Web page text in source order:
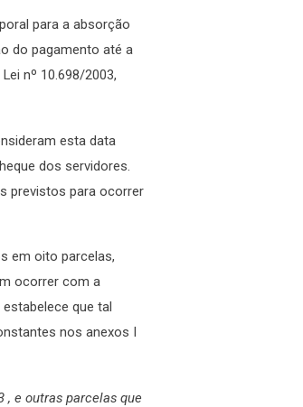
para a absorção
do pagamento até a
nº 10.698/2003,
esta data
dos servidores.
previstos para ocorrer
em oito parcelas,
ocorrer com a
que tal
nos anexos I
, e outras parcelas que